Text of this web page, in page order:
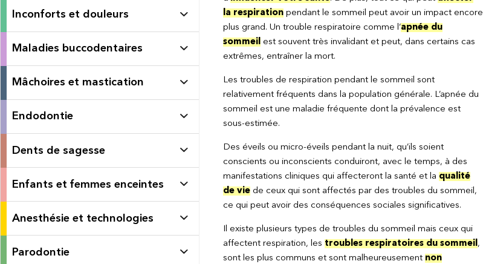
Inconforts et douleurs
Maladies buccodentaires
Mâchoires et mastication
Endodontie
Dents de sagesse
Enfants et femmes enceintes
Anesthésie et technologies
Parodontie
la respirationpendant le sommeil peut avoir un impact encore
plus grand. Un trouble respiratoire comme l’apnée du
sommeilest souvent très invalidant et peut, dans certains cas
extrêmes, entraîner la mort.
Les troubles de respiration pendant le sommeil sont
relativement fréquents dans la population générale. L’apnée du
sommeil est une maladie fréquente dont la prévalence est
sous-estimée.
Des éveils ou micro-éveils pendant la nuit, qu’ils soient
conscients ou inconscients conduiront, avec le temps, à des
manifestations cliniques qui affecteront la santé et la qualité
de viede ceux qui sont affectés par des troubles du sommeil,
ce qui peut avoir des conséquences sociales significatives.
Il existe plusieurs types de troubles du sommeil mais ceux qui
affectent respiration, les troubles respiratoires du sommeil,
sont les plus communs et sont malheureusement non